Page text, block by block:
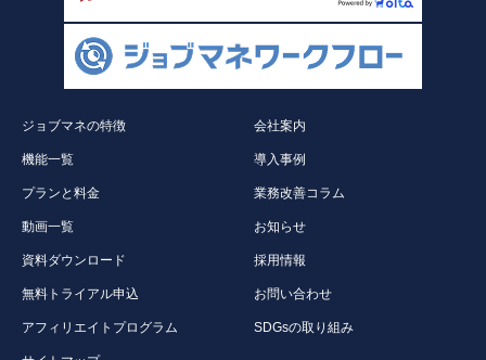
ジョブマネの特徴
機能一覧
プランと料金
動画一覧
資料ダウンロード
無料トライアル申込
アフィリエイトプログラム
会社案内
導入事例
業務改善コラム
お知らせ
採用情報
お問い合わせ
SDGsの取り組み